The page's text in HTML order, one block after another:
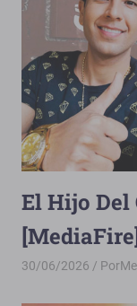
El Hijo Del
30/06/2026